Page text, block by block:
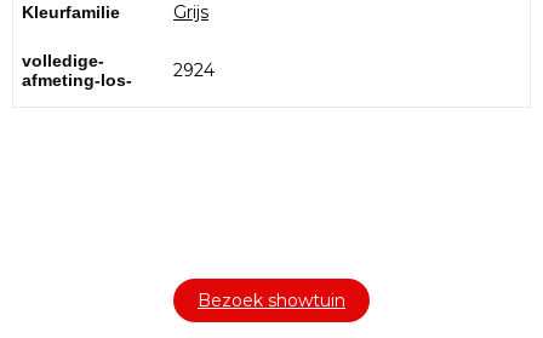
Kleurfamilie Grijs
volledige-
afmeting-los-
2924
Bezoek showtuin